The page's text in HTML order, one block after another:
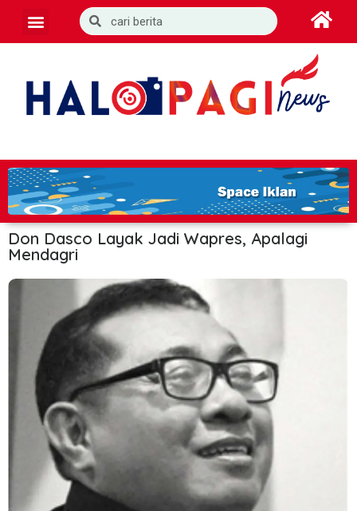
Don Dasco Layak Jadi Wapres, Apalagi
Mendagri